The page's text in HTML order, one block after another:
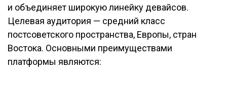
и объединяет широкую линейку девайсов.
Целевая аудитория — средний класс
постсоветского пространства, Европы, стран
Востока. Основными преимуществами
платформы являются: